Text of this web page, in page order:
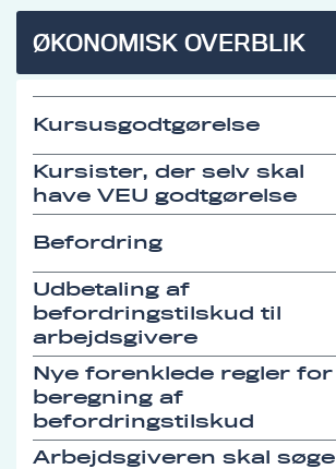
ØKONOMISK OVERBLIK
Kursusgodtgørelse
Kursister, der selv skal
have VEU godtgørelse
Befordring
Udbetaling af
befordringstilskud til
arbejdsgivere
Nye forenklede regler for
beregning af
befordringstilskud
Arbejdsgiveren skal søge